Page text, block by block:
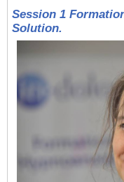
Session 1
Solution.